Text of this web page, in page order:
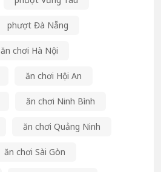
phượt Đà Nẵng
ăn chơi Hà Nội
ăn chơi Hội An
ăn chơi Ninh Bình
ăn chơi Quảng Ninh
ăn chơi Sài Gòn